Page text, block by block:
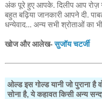
अंक पूरे हुए आपके. दिलीप आप
बहुत बढ़िया जानकारी आपने दी.
धन्येवाद... अन्य सभी श्रोताओं का
खोज और आलेख-सुजॉय चटर्जी
ओल्ड इस गोल्ड यानी जो पुराना है
सोना है, ये कहावत किसी अन्य